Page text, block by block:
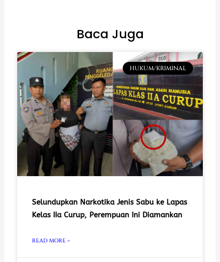
Baca Juga
HUKUM/KRIMINAL
Selundupkan Narkotika Jenis Sabu ke Lapas
Kelas IIa Curup, Perempuan Ini Diamankan
READ MORE »